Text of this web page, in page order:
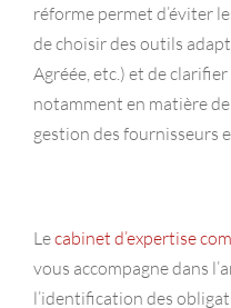
réforme permet d’éviter
de choisir des outils
Agréée, etc.) et de
notamment en matière
gestion des fournisseurs
Lecabinet d’expertise
vous accompagne dans
l’identification des